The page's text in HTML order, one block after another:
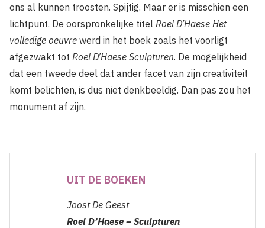
ons al kunnen troosten. Spijtig. Maar er is misschien een
lichtpunt. De oorspronkelijke titel Roel D’Haese Het
volledige oeuvre werd in het boek zoals het voorligt
afgezwakt tot Roel D’Haese Sculpturen. De mogelijkheid
dat een tweede deel dat ander facet van zijn creativiteit
komt belichten, is dus niet denkbeeldig. Dan pas zou het
monument af zijn.
UIT DE BOEKEN
Joost De Geest
Roel D’Haese – Sculpturen